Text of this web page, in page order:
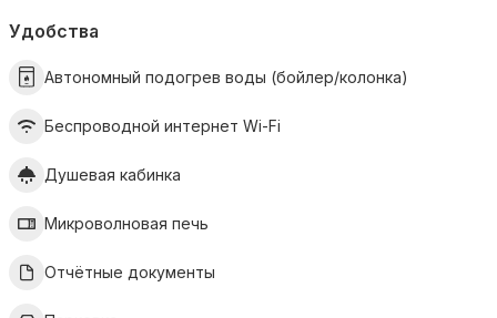
Удобства
Автономный подогрев воды (бойлер/колонка)
Беспроводной интернет Wi-Fi
Душевая кабинка
Микроволновая печь
Отчётные документы